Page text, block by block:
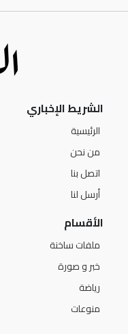
الشريط الإخباري
الرئيسية
من نحن
اتصل بنا
أرسل لنا
الأقسام
ملفات ساخنة
خبر و صورة
رياضة
منوعات